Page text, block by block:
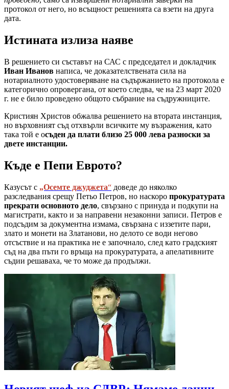
протокол от него, но всъщност решенията са взети на друга
дата.
Истината излиза наяве
В решението си съставът на САС с председател и докладчик
Иван Иванов написа, че доказателствената сила на
нотариалното удостоверяване на съдържанието на протокола е
категорично опровергана, от което следва, че на 23 март 2020
г. не е било проведено общото събрание на съдружниците.
Кристиян Христов обжалва решението на втората инстанция,
но върховният съд отхвърли всичките му възражения, като
така той е осъден да плати близо 25 000 лева разноски за
двете инстанции.
Къде е Пепи Еврото?
Казусът с „Осемте джуджета“ доведе до няколко
разследвания срещу Петьо Петров, но наскоро прокуратурата
прекрати основното дело, свързано с принуда и подкупи на
магистрати, както и за направени незаконни записи. Петров е
подсъдим за документна измама, свързана с иззетите пари,
злато и монети на Златанови, но делото се води негово
отсъствие и на практика не е започнало, след като градският
съд на два пъти го връща на прокуратурата, а апелативните
съдии решаваха, че то може да продължи.